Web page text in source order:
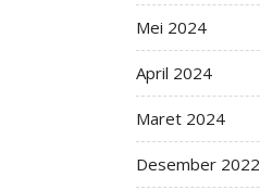
Mei 2024
April 2024
Maret 2024
Desember 2022